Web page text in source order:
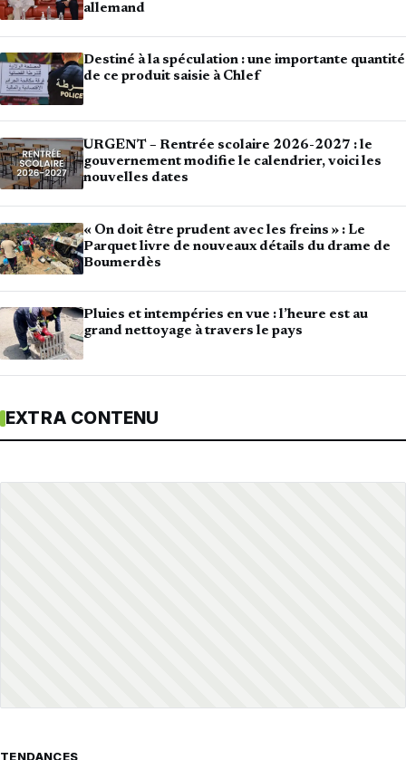
allemand
Destiné à la spéculation : une importante quantité
de ce produit saisie à Chlef
URGENT – Rentrée scolaire 2026-2027 : le
gouvernement modifie le calendrier, voici les
nouvelles dates
« On doit être prudent avec les freins » : Le
Parquet livre de nouveaux détails du drame de
Boumerdès
Pluies et intempéries en vue : l’heure est au
grand nettoyage à travers le pays
EXTRA CONTENU
TENDANCES